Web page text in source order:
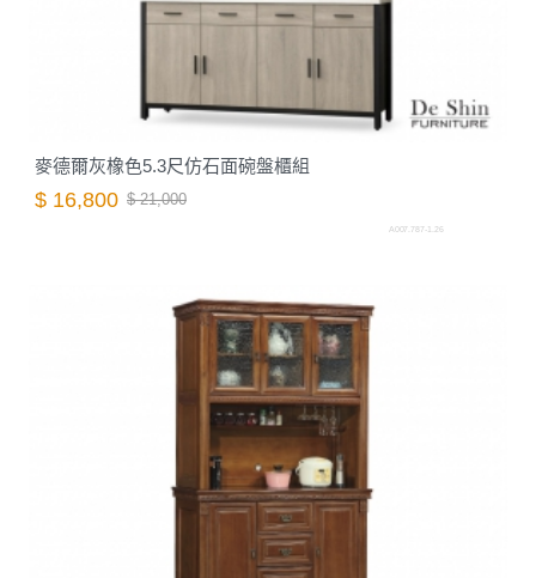
麥德爾灰橡色5.3尺仿石面碗盤櫃組
$ 16,800 $ 21,000
A007.787-1.26